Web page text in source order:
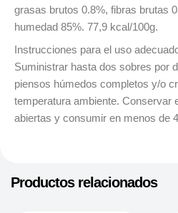
grasas brutos 0.8%, fibras brutas
humedad 85%. 77,9 kcal/100g.
Instrucciones para el uso
Suministrar hasta dos sobres por
piensos húmedos completos y/o
temperatura ambiente. Conservar
abiertas y consumir en menos de
Productos relacionados